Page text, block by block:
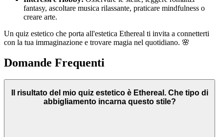
fantasy, ascoltare musica rilassante, praticare mindfulness o
creare arte.
Un quiz estetico che porta all'estetica Ethereal ti invita a connetterti
con la tua immaginazione e trovare magia nel quotidiano. 🌸
Domande Frequenti
Il risultato del mio quiz estetico è Ethereal. Che tipo di
abbigliamento incarna questo stile?